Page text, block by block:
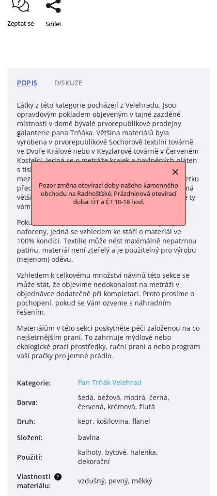
Pozor změna otevírací doby našeho kamenného
obchodu na Radhošťské. Prázdninová otevírací
doba: ÚT a ČT 10-18 hod.
Zeptat se Sdílet
POPIS DISKUZE
Látky z této kategorie pocházejí z Velehradu. Jsou
opravdovým pokladem objeveným v tajné zazděné
místnosti v domě bývalé prvorepublikové prodejny
galanterie pana Trňáka. Většina materiálů byla
vyrobena v prvorepublikové Sochorově textilní továrně
ve Dvoře Králové nebo v Keyzlarově továrně v Červeném
Kostelci. Jedná se o metráže krajek a bavlněných pláten
s tisky. Dále o flanely a damašky převážně z
meziválečného období. Část ukrytého textilního majetku
před zabavením byla poškozena vlhkostí, ale převážná
většina se zachovala ve velmi dobrém stavu. A právě ty
vám nabízíme.
Pokud není u produktu označení kazu a vady nejsou
nafoceny, jedná se vzhledem ke stáří o materiál ve
100% kondici. Textilie může nést maximálně nepatrnou
patinu, materiál není zteřelý a je použitelný pro výrobu
(nejenom) oděvu.
Vzhledem k celkovému množství návinů této sekce se
může stát, že objevíme nedokonalost na metráži v
objednávce dodatečně při kompletaci. Proto prosíme o
pochopení, pokud se Vám ozveme s náhradním
řešením.
Materiálům v této sekci poskytněte péči založenou na co
nejšetrnějším praní. To zahrnuje mýdlové nebo
ekologické prací prostředky, ruční praní a nebo program
vaší pračky pro jemné prádlo.
Kategorie: Pan Trňák Velehrad
Barva:
šedá, béžová, modrá, černá,
červená, krémová, žlutá
Druh:
kepr, košilovina, flanel
Složení: bavlna
Použití:
kalhoty, bytové, halenka,
dekorační
?
Vlastnosti
materiálu:
vzdušný, pevný, měkký